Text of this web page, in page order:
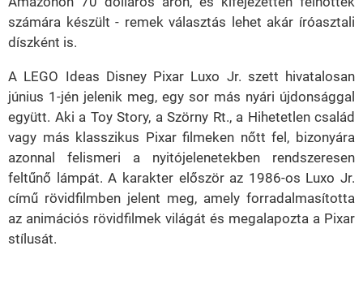
számára készült - remek választás lehet akár íróasztali
díszként is.
A LEGO Ideas Disney Pixar Luxo Jr. szett hivatalosan
június 1-jén jelenik meg, egy sor más nyári újdonsággal
együtt. Aki a Toy Story, a Szörny Rt., a Hihetetlen család
vagy más klasszikus Pixar filmeken nőtt fel, bizonyára
azonnal felismeri a nyitójelenetekben rendszeresen
feltűnő lámpát. A karakter először az 1986-os Luxo Jr.
című rövidfilmben jelent meg, amely forradalmasította
az animációs rövidfilmek világát és megalapozta a Pixar
stílusát.